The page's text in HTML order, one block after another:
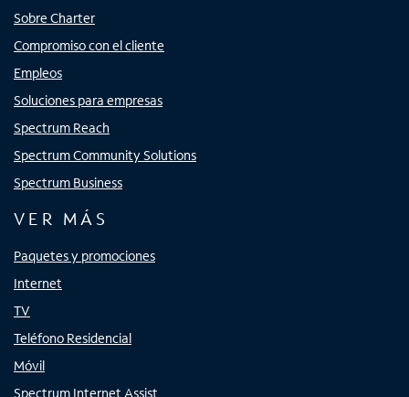
Sobre Charter
Compromiso con el cliente
Empleos
Soluciones para empresas
Spectrum Reach
Spectrum Community Solutions
Spectrum Business
VER MÁS
Paquetes y promociones
Internet
TV
Teléfono Residencial
Móvil
Spectrum Internet Assist